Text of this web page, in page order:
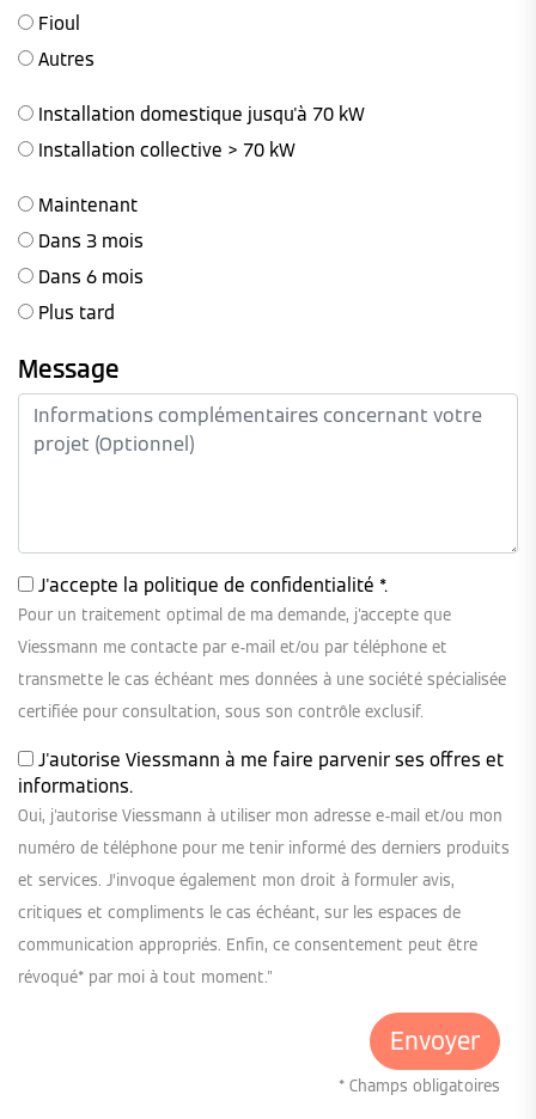
Fioul
Autres
Installation domestique jusqu'à 70 kW
Installation collective > 70 kW
Maintenant
Dans 3 mois
Dans 6 mois
Plus tard
Message
J'accepte la politique de confidentialité *.
Pour un traitement optimal de ma demande, j'accepte que
Viessmann me contacte par e-mail et/ou par téléphone et
transmette le cas échéant mes données à une société spécialisée
certifiée pour consultation, sous son contrôle exclusif.
J'autorise Viessmann à me faire parvenir ses offres et
informations.
Oui, j'autorise Viessmann à utiliser mon adresse e-mail et/ou mon
numéro de téléphone pour me tenir informé des derniers produits
et services. J’invoque également mon droit à formuler avis,
critiques et compliments le cas échéant, sur les espaces de
communication appropriés. Enfin, ce consentement peut être
révoqué* par moi à tout moment."
* Champs obligatoires